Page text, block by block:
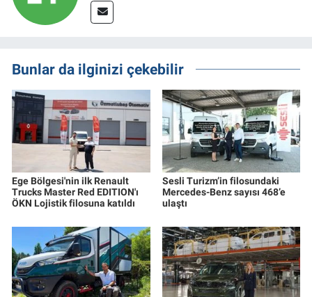
Bunlar da ilginizi çekebilir
Ege Bölgesi'nin ilk Renault
Trucks Master Red EDITION'ı
ÖKN Lojistik filosuna katıldı
Sesli Turizm’in filosundaki
Mercedes-Benz sayısı 468’e
ulaştı